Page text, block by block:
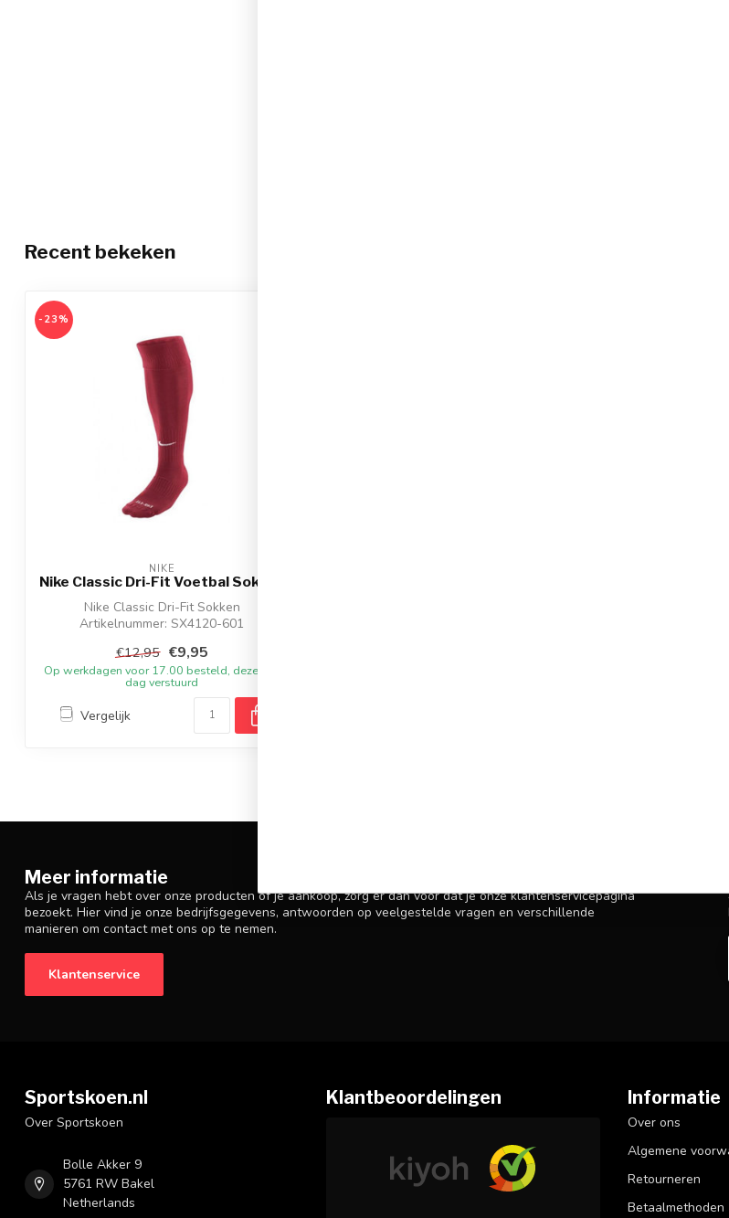
Recent bekeken
-23%
NIKE
Nike Classic Dri-Fit Voetbal Sokken
Nike Classic Dri-Fit Sokken
Artikelnummer: SX4120-601
Materiaal: ...
€12,95 €9,95
Op werkdagen voor 17.00 besteld, dezelfde
dag verstuurd
Vergelijk
Meer informatie
Als je vragen hebt over onze producten of je aankoop, zorg er dan voor dat je onze klantenservicepagina
bezoekt. Hier vind je onze bedrijfsgegevens, antwoorden op veelgestelde vragen en verschillende
manieren om contact met ons op te nemen.
Klantenservice
Sportskoen.nl
Over Sportskoen
Bolle Akker 9
5761 RW Bakel
Netherlands
Klantbeoordelingen Informatie
Over ons
Algemene
Retourneren
Betaalmethoden